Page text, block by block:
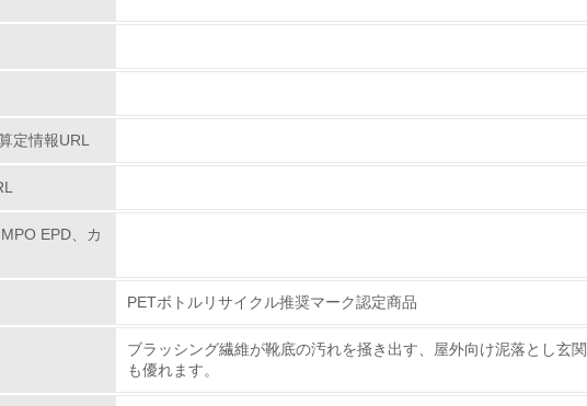
投入原料、水等）とエネルギー（電力、重油、ガス）の使用量削減の取り組みを行
エネルギーの使用量の把握をし、具体的な削減目標や計画を立てている
慮型製品・サービスの製造・販売を積極的に行っている
定情報URL
EPD、カ
PETボトルリサイクル推奨マーク認定商品
ブラッシング繊維が靴底の汚れを掻き出す、屋外向け泥落とし玄
も優れます。